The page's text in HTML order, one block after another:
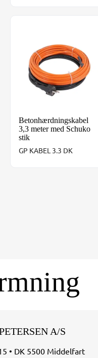
Betonhærdningskabel
3,3 meter med Schuko
stik
GP KABEL 3.3 DK
A/S
• DK 5500 Middelfart